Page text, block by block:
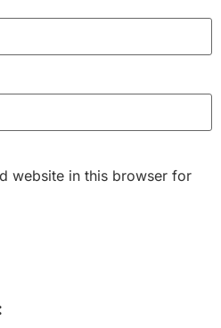
website in this browser for